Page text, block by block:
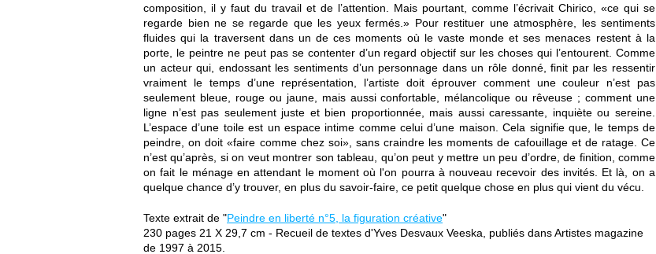
composition, il y faut du travail et de l’attention. Mais pourtant, comme l’écrivait Chirico, «ce qui se
regarde bien ne se regarde que les yeux fermés.» Pour restituer une atmosphère, les sentiments
fluides qui la traversent dans un de ces moments où le vaste monde et ses menaces restent à la
porte, le peintre ne peut pas se contenter d’un regard objectif sur les choses qui l’entourent. Comme
un acteur qui, endossant les sentiments d’un personnage dans un rôle donné, finit par les ressentir
vraiment le temps d’une représentation, l’artiste doit éprouver comment une couleur n’est pas
seulement bleue, rouge ou jaune, mais aussi confortable, mélancolique ou rêveuse ; comment une
ligne n’est pas seulement juste et bien proportionnée, mais aussi caressante, inquiète ou sereine.
L’espace d’une toile est un espace intime comme celui d’une maison. Cela signifie que, le temps de
peindre, on doit «faire comme chez soi», sans craindre les moments de cafouillage et de ratage. Ce
n’est qu’après, si on veut montrer son tableau, qu’on peut y mettre un peu d’ordre, de finition, comme
on fait le ménage en attendant le moment où l'on pourra à nouveau recevoir des invités. Et là, on a
quelque chance d’y trouver, en plus du savoir-faire, ce petit quelque chose en plus qui vient du vécu.
Texte extrait de "Peindre en liberté n°5, la figuration créative"
230 pages 21 X 29,7 cm - Recueil de textes d'Yves Desvaux Veeska, publiés dans Artistes magazine
de 1997 à 2015.